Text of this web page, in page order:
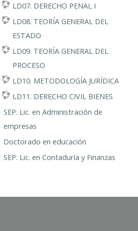
LD07. DERECHO PENAL I
LD08. TEORÍA GENERAL DEL
ESTADO
LD09. TEORÍA GENERAL DEL
PROCESO
LD10. METODOLOGÍA JURÍDICA
LD11. DERECHO CIVIL BIENES
SEP: Lic. en Administración de
empresas
Doctorado en educación
SEP: Lic. en Contaduría y Finanzas